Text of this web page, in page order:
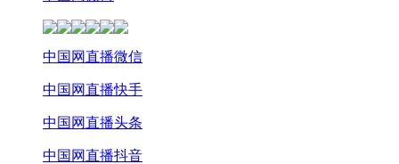
中国网直播微信
中国网直播快手
中国网直播头条
中国网直播抖音